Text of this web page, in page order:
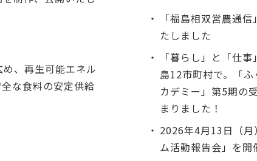
、再生可能エネル
な食料の安定供給
「福島相双営農通
たしました
「暮らし」と「仕
島12市町村で。「
カデミー」第5期の
まりました！
2026年4月13日（月
ム活動報告会」を開